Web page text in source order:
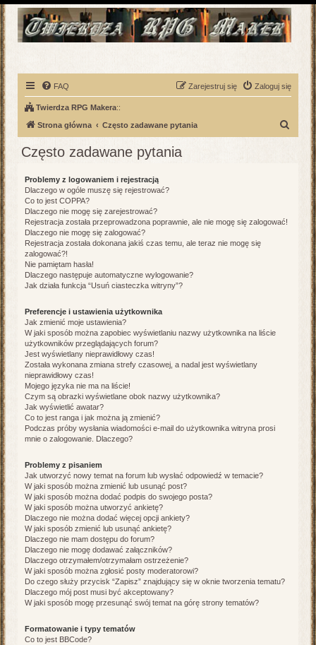
FAQ Zaloguj się
Zarejestruj się
Twierdza RPG Makera::
Strona główna Często zadawane pytania
Często zadawane pytania
Problemy z logowaniem i rejestracją
Dlaczego w ogóle muszę się rejestrować?
Co to jest COPPA?
Dlaczego nie mogę się zarejestrować?
Rejestracja została przeprowadzona poprawnie, ale nie mogę się zalogować!
Dlaczego nie mogę się zalogować?
Rejestracja została dokonana jakiś czas temu, ale teraz nie mogę się
zalogować?!
Nie pamiętam hasła!
Dlaczego następuje automatyczne wylogowanie?
Jak działa funkcja “Usuń ciasteczka witryny”?
Preferencje i ustawienia użytkownika
Jak zmienić moje ustawienia?
W jaki sposób można zapobiec wyświetlaniu nazwy użytkownika na liście
użytkowników przeglądających forum?
Jest wyświetlany nieprawidłowy czas!
Została wykonana zmiana strefy czasowej, a nadal jest wyświetlany
nieprawidłowy czas!
Mojego języka nie ma na liście!
Czym są obrazki wyświetlane obok nazwy użytkownika?
Jak wyświetlić awatar?
Co to jest ranga i jak można ją zmienić?
Podczas próby wysłania wiadomości e-mail do użytkownika witryna prosi
mnie o zalogowanie. Dlaczego?
Problemy z pisaniem
Jak utworzyć nowy temat na forum lub wysłać odpowiedź w temacie?
W jaki sposób można zmienić lub usunąć post?
W jaki sposób można dodać podpis do swojego posta?
W jaki sposób można utworzyć ankietę?
Dlaczego nie można dodać więcej opcji ankiety?
W jaki sposób zmienić lub usunąć ankietę?
Dlaczego nie mam dostępu do forum?
Dlaczego nie mogę dodawać załączników?
Dlaczego otrzymałem/otrzymałam ostrzeżenie?
W jaki sposób można zgłosić posty moderatorowi?
Do czego służy przycisk “Zapisz” znajdujący się w oknie tworzenia tematu?
Dlaczego mój post musi być akceptowany?
W jaki sposób mogę przesunąć swój temat na górę strony tematów?
Formatowanie i typy tematów
Co to jest BBCode?